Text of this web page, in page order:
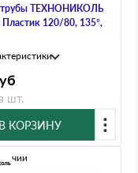
трубы ТЕХНОНИКОЛЬ
120/80, 135°,
шт.
В КОРЗИНУ